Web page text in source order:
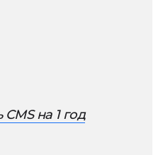
на 1 год